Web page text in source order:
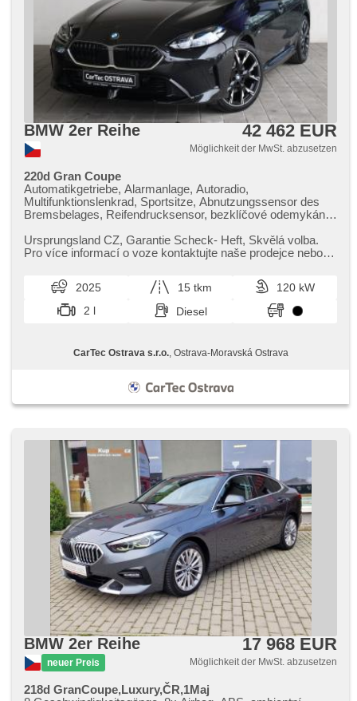
BMW 2er Reihe 42 462 EUR
Möglichkeit der MwSt. abzusetzen
220d Gran Coupe
Automatikgetriebe, Alarmanlage, Autoradio,
Multifunktionslenkrad, Sportsitze, Abnutzungssensor des
Bremsbelages, Reifendrucksensor, bezklíčové odemykání,
Steifheitsregelung, Blind Spot Anzeige, Parkassistent, LED
denní svícení
Ursprungsland CZ,​ Garantie Scheck​- Heft,​ Skvělá volba.
Pro více informací o voze kontaktujte naše prodejce nebo
2025 15 tkm
120 kW
2 l
Diesel
CarTec Ostrava s.r.o., Ostrava-Moravská Ostrava
BMW 2er Reihe
neuer Preis
17 968 EUR
Möglichkeit der MwSt. abzusetzen
218d GranCoupe,Luxury,ČR,1Maj